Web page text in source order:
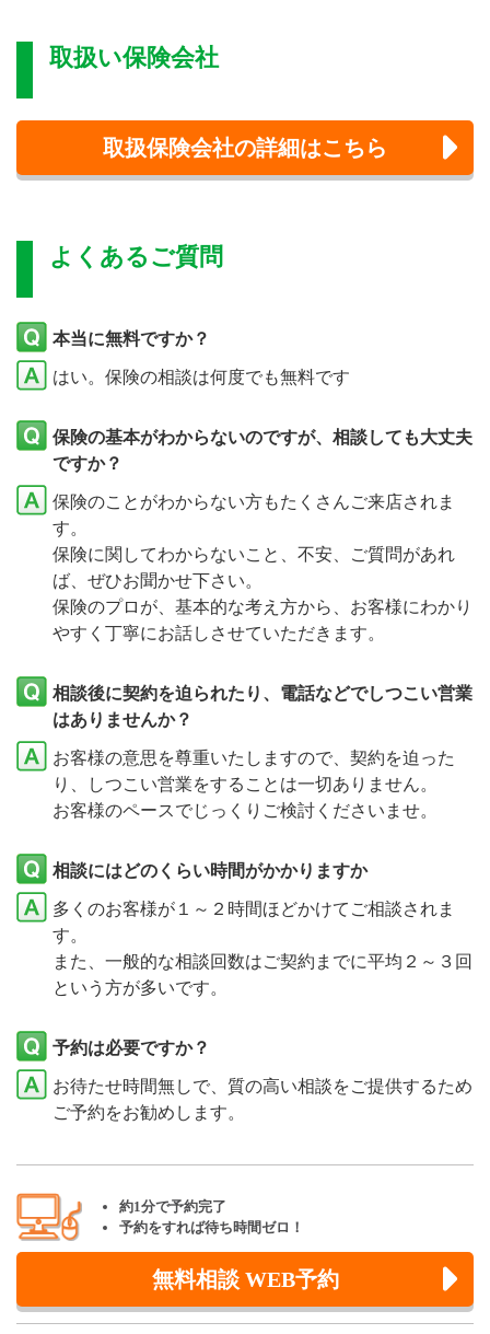
取扱い保険会社
取扱保険会社の詳細はこちら
よくあるご質問
本当に無料ですか？
はい。保険の相談は何度でも無料です
保険の基本がわからないのですが、相談しても大丈夫
ですか？
保険のことがわからない方もたくさんご来店されま
す。
保険に関してわからないこと、不安、ご質問があれ
ば、ぜひお聞かせ下さい。
保険のプロが、基本的な考え方から、お客様にわかり
やすく丁寧にお話しさせていただきます。
相談後に契約を迫られたり、電話などでしつこい営業
はありませんか？
お客様の意思を尊重いたしますので、契約を迫った
り、しつこい営業をすることは一切ありません。
お客様のペースでじっくりご検討くださいませ。
相談にはどのくらい時間がかかりますか
多くのお客様が１～２時間ほどかけてご相談されま
す。
また、一般的な相談回数はご契約までに平均２～３回
という方が多いです。
予約は必要ですか？
お待たせ時間無しで、質の高い相談をご提供するため
ご予約をお勧めします。
約1分で予約完了
予約をすれば待ち時間ゼロ！
無料相談 WEB予約